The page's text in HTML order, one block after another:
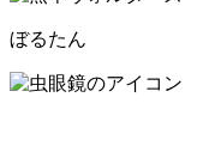
ぼるたん